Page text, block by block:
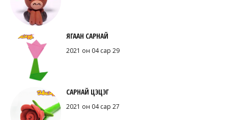
ЯГААН САРНАЙ
2021 он 04 сар 29
САРНАЙ ЦЭЦЭГ
2021 он 04 сар 27